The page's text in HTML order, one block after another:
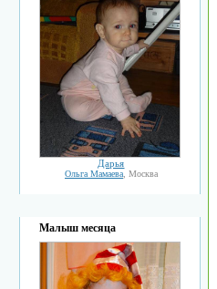
Дарья
Ольга Мамаева , Москва
Малыш месяца